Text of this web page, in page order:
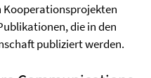
Kooperationsprojekten
die in den
publiziert werden.